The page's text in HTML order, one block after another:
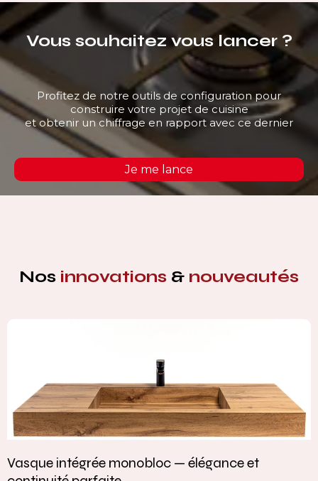
Vous souhaitez vous lancer ?
Profitez de notre outils de configuration pour
construire votre projet de cuisine
et obtenir un chiffrage en rapport avec ce dernier
Je me lance
Nos innovations & nouveautés
Vasque intégrée monobloc — élégance et